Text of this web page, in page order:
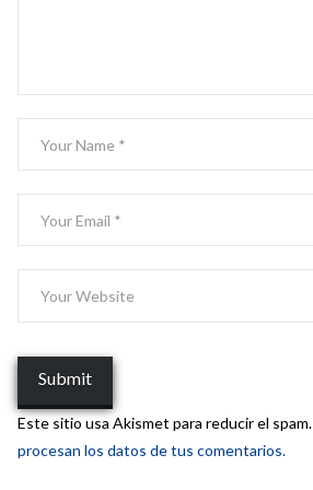
Este sitio usa Akismet para reducir el spam.
procesan los datos de tus comentarios.